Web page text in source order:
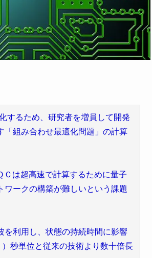
するため、研究者を増員して開発
「組み合わせ最適化問題」の計算
は超高速で計算するために量子
ークの構築が難しいという課題
利用し、状態の持続時間に影響
秒単位と従来の技術より数十倍長